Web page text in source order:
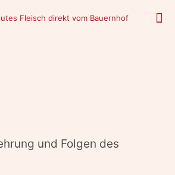
und Folgen des